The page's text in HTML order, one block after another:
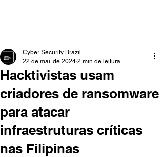
Hacktivistas usam
criadores de ransomware
para atacar
infraestruturas críticas
nas Filipinas
Cyber Security Brazil
22 de mai. de 2024 2 min de leitura